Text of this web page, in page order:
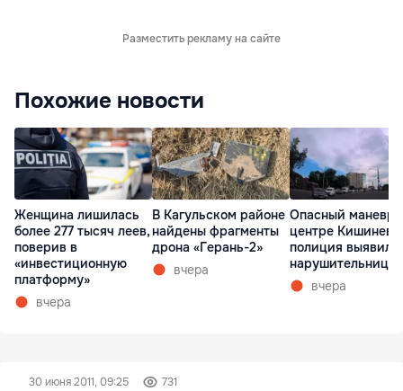
Разместить рекламу на сайте
Похожие новости
Женщина лишилась
более 277 тысяч леев,
поверив в
«инвестиционную
платформу»
вчера
В Кагульском районе
найдены фрагменты
дрона «Герань-2»
вчера
Опасный маневр
центре Кишинева:
полиция выявила
нарушительницу
вчера
30 июня 2011, 09:25 731